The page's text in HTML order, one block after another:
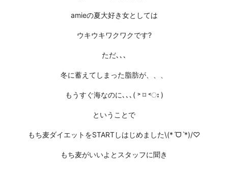
amieの夏大好き女としては
ウキウキワクワクです?
ただ､､､
冬に蓄えてしまった脂肪が、、、
もうすぐ海なのに､､､( ˃ ⌑ ˂ഃ )
ということで
もち麦ダイエットをSTARTしはじめました\(*ˊᗜˋ*)/♡
もち麦がいいよとスタッフに聞き